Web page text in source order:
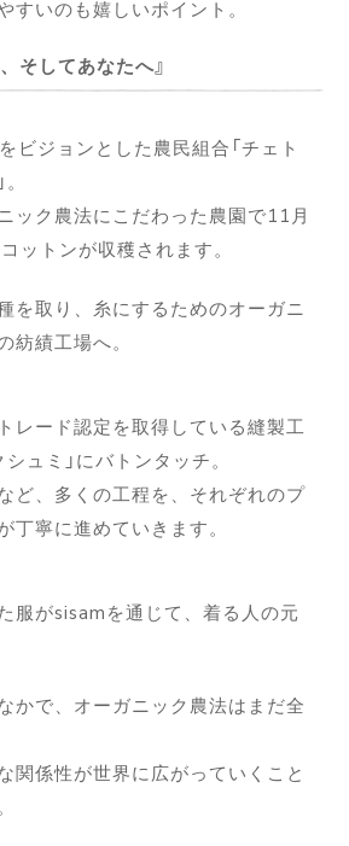
すいのも嬉しいポイント。
そしてあなたへ
ビジョンとした農民組合「チェト
ック農法にこだわった農園で11月
ットンが収穫されます。
を取り、糸にするためのオーガニ
紡績工場へ。
レード認定を取得している縫製工
ュミ」にバトンタッチ。
ど、多くの工程を、それぞれのプ
丁寧に進めていきます。
服がsisamを通じて、着る人の元
かで、オーガニック農法はまだ全
関係性が世界に広がっていくこと